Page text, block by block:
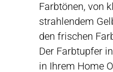
Farbtönen, von
strahlendem
den frischen
Der Farbtupfer
in Ihrem Home